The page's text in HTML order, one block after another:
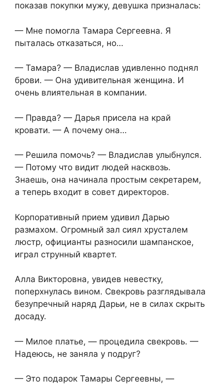
показав покупки мужу, девушка призналась:
— Мне помогла Тамара Сергеевна. Я
пыталась отказаться, но…
— Тамара? — Владислав удивленно поднял
брови. — Она удивительная женщина. И
очень влиятельная в компании.
— Правда? — Дарья присела на край
кровати. — А почему она…
— Решила помочь? — Владислав улыбнулся.
— Потому что видит людей насквозь.
Знаешь, она начинала простым секретарем,
а теперь входит в совет директоров.
Корпоративный прием удивил Дарью
размахом. Огромный зал сиял хрусталем
люстр, официанты разносили шампанское,
играл струнный квартет.
Алла Викторовна, увидев невестку,
поперхнулась вином. Свекровь разглядывала
безупречный наряд Дарьи, не в силах скрыть
досаду.
— Милое платье, — процедила свекровь. —
Надеюсь, не заняла у подруг?
— Это подарок Тамары Сергеевны, —